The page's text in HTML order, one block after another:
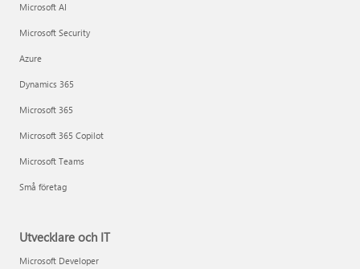
Microsoft AI
Microsoft Security
Azure
Dynamics 365
Microsoft 365
Microsoft 365 Copilot
Microsoft Teams
Små företag
Utvecklare och IT
Microsoft Developer